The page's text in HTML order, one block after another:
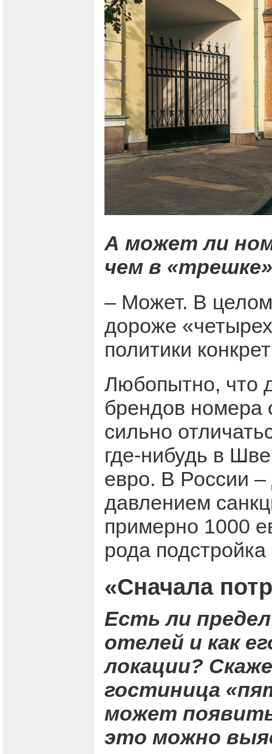
А может ли
чем в
– Может. В
дороже
политики
Любопытно, что
брендов номера
сильно
где-нибудь в
евро. В России –
давлением
примерно 1000
рода
«Сначала
Есть ли
отелей и как
локации?
гостиница
может
это можно